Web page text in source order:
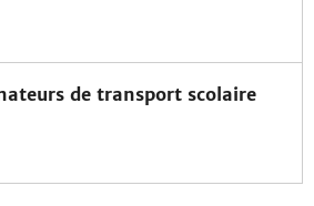
de transport scolaire